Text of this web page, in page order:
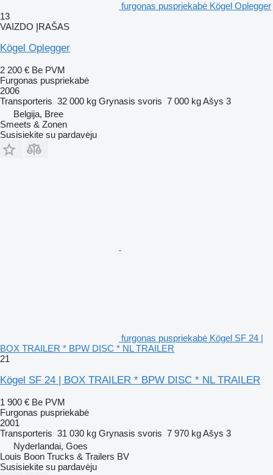
furgonas puspriekabė Kögel Oplegger
13
VAIZDO ĮRAŠAS
Kögel Oplegger
2 200 € Be PVM
Furgonas puspriekabė
2006
Transporteris 32 000 kg Grynasis svoris 7 000 kgAšys 3
Belgija, Bree
Smeets & Zonen
Susisiekite su pardavėju
furgonas puspriekabė Kögel SF 24 |
BOX TRAILER * BPW DISC * NL TRAILER
21
Kögel SF 24 | BOX TRAILER * BPW DISC * NL TRAILER
1 900 € Be PVM
Furgonas puspriekabė
2001
Transporteris 31 030 kg Grynasis svoris 7 970 kgAšys 3
Nyderlandai, Goes
Louis Boon Trucks & Trailers BV
Susisiekite su pardavėju